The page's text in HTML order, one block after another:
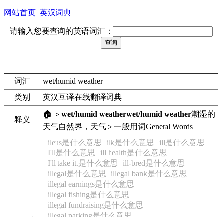
网站首页 英汉词典
请输入您要查询的英语词汇：
词汇
wet/humid weather
类别
英汉互译在线翻译词典
释义
🏠 ＞ wet/humid weatherwet/humid weather潮湿的
天气自然界，天气＞一般用词General Words
ileus是什么意思 ilk是什么意思
ill是什么意思
I'll是什么意思
ill health是什么意思
I'll take it.是什么意思
ill-bred是什么意思
illegal是什么意思
illegal bank是什么意思
illegal earnings是什么意思
illegal fishing是什么意思
illegal fundraising是什么意思
illegal parking是什么意思